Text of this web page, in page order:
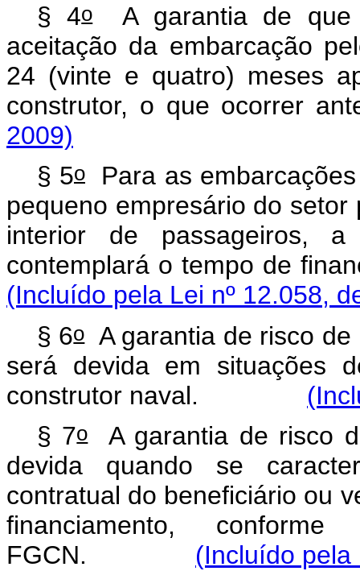
§ 4oA garantia de
aceitação da embarcação
24 (vinte e quatro) meses
construtor, o que ocorrer
2009)
§ 5oPara as embarcações
pequeno empresário do
interior de
contemplará o tempo de
(Incluído pela Lei nº 12.058,
§ 6oA garantia de risco de
será devida em situações
construtor naval.
§ 7oA garantia de risco
devida quando se
contratual do beneficiário ou
financiamento,
FGCN. (Incluído pela